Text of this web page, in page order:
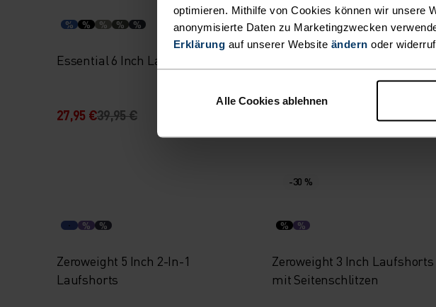
optimieren. Mithilfe von Cookies können wir unsere
anonymisierte Daten zu Marketingzwecken
Erklärung auf unserer Website ändern oder
Alle Cookies ablehnen
% % % % %
Essential 6 Inch Laufshorts
27,95 €39,95 €
% % %
% %
Zeroweight 5 Inch 2-In-1
Laufshorts
-30 %
% %
Zeroweight 3 Inch Laufshorts
mit Seitenschlitzen